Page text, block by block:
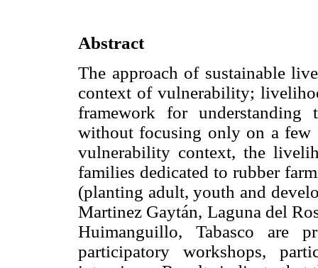
Abstract
The approach of sustainable
context of vulnerability;
framework for understanding
without focusing only on a few
vulnerability context, the
families dedicated to rubber
(planting adult, youth and
Martinez Gaytán, Laguna del
Huimanguillo, Tabasco are
participatory workshops,